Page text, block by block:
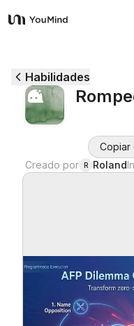
YouMind
Casos de uso
Habilidades
Copiar
Creado por R Roland